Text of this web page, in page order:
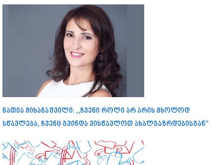
ნათია მიხანაშვილი: ,,ჩვენი როლი არ არის მხოლოდ
სწავლება, ჩვენც გვინდა ვისწავლოთ ახალგაზრდებისგან”